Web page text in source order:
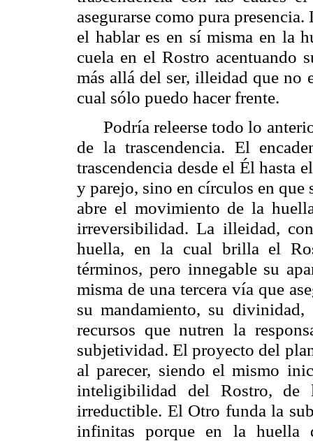
asegurarse como pura
el hablar es en sí misma en la
cuela en el Rostro acentuando
más allá del ser, illeidad que no
cual sólo puedo hacer frente.
Podría releerse todo lo
de la trascendencia. El
trascendencia desde el Él hasta
y parejo, sino en círculos en que
abre el movimiento de la
irreversibilidad. La illeidad,
huella, en la cual brilla el
términos, pero innegable su
misma de una tercera vía que
su mandamiento, su
recursos que nutren la
subjetividad. El proyecto del
al parecer, siendo el mismo
inteligibilidad del Rostro,
irreductible. El Otro funda la
infinitas porque en la